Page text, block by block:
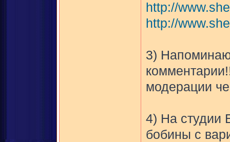
http://
http://
3)
модерации
4) На студии
бобины с